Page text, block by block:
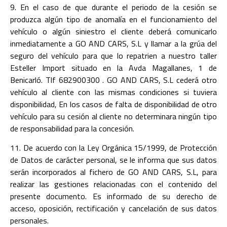
9. En el caso de que durante el periodo de la cesión se
produzca algún tipo de anomalía en el funcionamiento del
vehículo o algún siniestro el cliente deberá comunicarlo
inmediatamente a GO AND CARS, S.L y llamar a la grúa del
seguro del vehículo para que lo repatrien a nuestro taller
Esteller Import situado en la Avda Magallanes, 1 de
Benicarló. Tlf 682900300 . GO AND CARS, S.L cederá otro
vehículo al cliente con las mismas condiciones si tuviera
disponibilidad, En los casos de falta de disponibilidad de otro
vehículo para su cesión al cliente no determinara ningún tipo
de responsabilidad para la concesión.
11. De acuerdo con la Ley Orgánica 15/1999, de Protección
de Datos de carácter personal, se le informa que sus datos
serán incorporados al fichero de GO AND CARS, S.L, para
realizar las gestiones relacionadas con el contenido del
presente documento. Es informado de su derecho de
acceso, oposición, rectificación y cancelación de sus datos
personales.